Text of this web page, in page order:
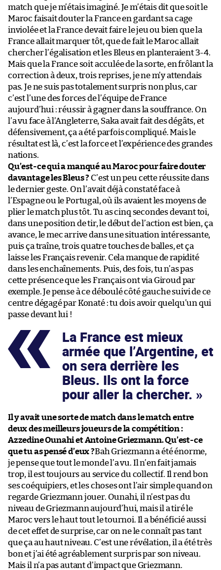
match que je m’étais imaginé. Je m’étais dit que soit le
Maroc faisait douter la France en gardant sa cage
inviolée et la France devait faire le jeu ou bien que la
France allait marquer tôt, que de fait le Maroc allait
chercher l’égalisation et les Bleus en planteraient 3-4.
Mais que la France soit acculée de la sorte, en frôlant la
correction à deux, trois reprises, je ne m’y attendais
pas. Je ne suis pas totalement surpris non plus, car
c’est l’une des forces de l’équipe de France
aujourd’hui : réussir à gagner dans la souffrance. On
l’a vu face à l’Angleterre, Saka avait fait des dégâts, et
défensivement, ça a été parfois compliqué. Mais le
résultat est là, c’est la force et l’expérience des grandes
nations.
Qu’est-ce qui a manqué au Maroc pour faire douter
davantage les Bleus ? C’est un peu cette réussite dans
le dernier geste. On l’avait déjà constaté face à
l’Espagne ou le Portugal, où ils avaient les moyens de
plier le match plus tôt. Tu as cinq secondes devant toi,
dans une position de tir, le début de l’action est bien, ça
avance, le mec arrive dans une situation intéressante,
puis ça traîne, trois quatre touches de balles, et ça
laisse les Français revenir. Cela manque de rapidité
dans les enchaînements. Puis, des fois, tu n’as pas
cette présence que les Français ont via Giroud par
exemple. Je pense à ce déboulé côté gauche suivi de ce
centre dégagé par Konaté : tu dois avoir quelqu’un qui
passe devant lui !
La France est mieux
armée que l’Argentine, et
on sera derrière les
Bleus. Ils ont la force
pour aller la chercher.
Il y avait une sorte de match dans le match entre
deux des meilleurs joueurs de la compétition :
Azzedine Ounahi et Antoine Griezmann. Qu’est-ce
que tu as pensé d’eux ?Bah Griezmann a été énorme,
je pense que tout le monde l’a vu. Il n’en fait jamais
trop, il est toujours au service du collectif. Il rend bon
ses coéquipiers, et les choses ont l’air simple quand on
regarde Griezmann jouer. Ounahi, il n’est pas du
niveau de Griezmann aujourd’hui, mais il a tiré le
Maroc vers le haut tout le tournoi. Il a bénéficié aussi
de cet effet de surprise, car on ne le connaît pas tant
que ça au haut niveau. C’est une révélation, il a été très
bon et j’ai été agréablement surpris par son niveau.
Mais il n’a pas autant d’impact que Griezmann.